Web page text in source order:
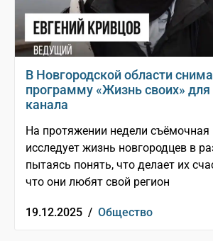
В Новгородской области
программу «Жизнь своих»
канала
На протяжении недели съёмочная
исследует жизнь новгородцев в
пытаясь понять, что делает их
что они любят свой регион
19.12.2025 / Общество